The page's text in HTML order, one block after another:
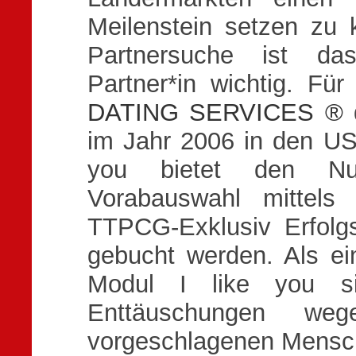
Meilenstein setzen zu
Partnersuche ist
Partner*in wichtig.
DATING SERVICES ®
im Jahr 2006 in den
you bietet den
Vorabauswahl
TTPCG-Exklusiv
gebucht werden. Als
Modul I like you
Enttäuschungen
vorgeschlagenen